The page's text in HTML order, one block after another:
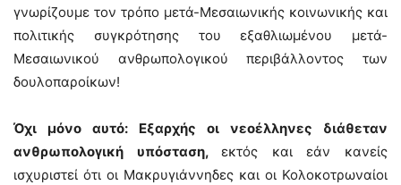
γνωρίζουμε τον τρόπο μετά-Μεσαιωνικής κοινωνικής και
πολιτικής συγκρότησης του εξαθλιωμένου μετά-
Μεσαιωνικού ανθρωπολογικού περιβάλλοντος των
δουλοπαροίκων!
Όχι μόνο αυτό: Εξαρχής οι νεοέλληνες διάθεταν
ανθρωπολογική υπόσταση,εκτός και εάν κανείς
ισχυριστεί ότι οι Μακρυγιάννηδες και οι Κολοκοτρωναίοι